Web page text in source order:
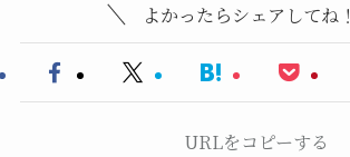
よかったらシェアしてね！
URLをコピーする